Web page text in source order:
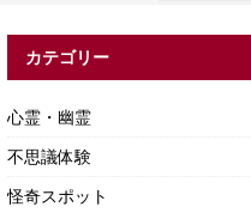
カテゴリー
心霊・幽霊
不思議体験
怪奇スポット